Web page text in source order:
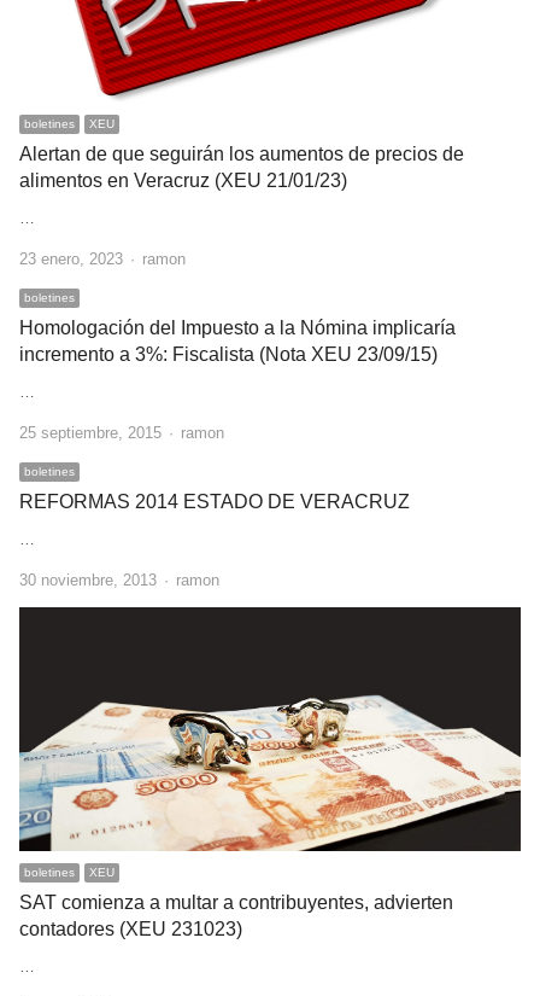
boletines XEU
Alertan de que seguirán los aumentos de precios de
alimentos en Veracruz (XEU 21/01/23)
…
23 enero, 2023 Author
ramon
boletines
Homologación del Impuesto a la Nómina implicaría
incremento a 3%: Fiscalista (Nota XEU 23/09/15)
…
25 septiembre, 2015 Author
ramon
boletines
REFORMAS 2014 ESTADO DE VERACRUZ
…
30 noviembre, 2013 Author
ramon
boletines XEU
SAT comienza a multar a contribuyentes, advierten
contadores (XEU 231023)
…